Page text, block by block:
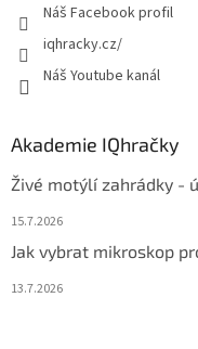
Náš Facebook profil
iqhracky.cz/
Náš Youtube kanál
Akademie IQhračky
Živé motýlí zahrádky -
15.7.2026
Jak vybrat mikroskop
13.7.2026